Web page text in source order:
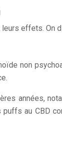
effets.
non
années,
au CBD